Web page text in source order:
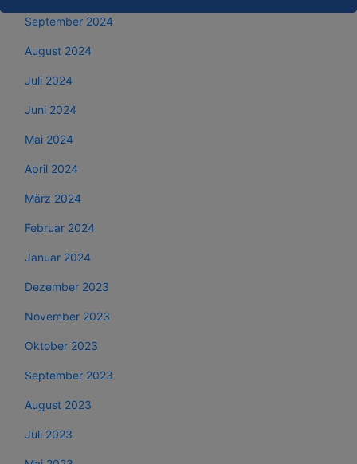
September 2024
August 2024
Juli 2024
Juni 2024
Mai 2024
April 2024
März 2024
Februar 2024
Januar 2024
Dezember 2023
November 2023
Oktober 2023
September 2023
August 2023
Juli 2023